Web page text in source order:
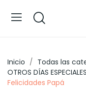
Inicio Todas las
OTROS DÍAS ESPECIALES
Felicidades Papá